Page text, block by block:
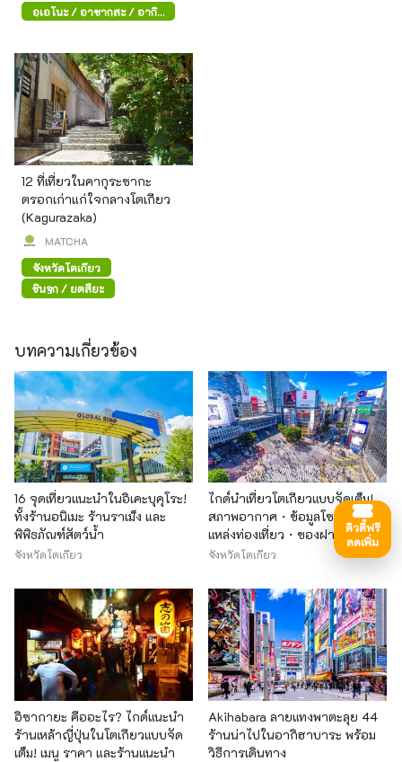
อุเอโนะ / อาซากุสะ / อากิ
ฮาบาระ
12 ที่เที่ยวในคากุระซากะ
ตรอกเก่าแก่ใจกลางโตเกียว
(Kagurazaka)
MATCHA
จังหวัดโตเกียว
ชินจูกุ / ยตสึยะ
บทความเกี่ยวข้อง
16 จุดเที่ยวแนะนำในอิเคะบุคุโระ!
ทั้งร้านอนิเมะ ร้านราเม็ง และ
พิพิธภัณฑ์สัตว์น้ำ
จังหวัดโตเกียว
ไกด์นำเที่ยวโตเกียวแบบจัดเต็ม!
สภาพอากาศ・ข้อมูลโซนต่างๆ・
แหล่งท่องเที่ยว・ของฝาก・
โรงแรมที่พัก
จังหวัดโตเกียว
อิซากายะ คืออะไร? ไกด์แนะนำ
ร้านเหล้าญี่ปุ่นในโตเกียวแบบจัด
เต็ม! เมนู ราคา และร้านแนะนำ
Akihabara ลายแทงพาตะลุย 44
ร้านน่าไปในอากิฮาบาระ พร้อม
วิธีการเดินทาง
ดิวตี้ฟรี
ลดเพิ่ม